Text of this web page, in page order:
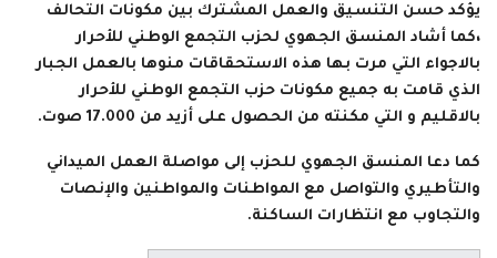
يؤكد حسن التنسيق والعمل المشترك بين مكونات التحالف
،كما أشاد المنسق الجهوي لحزب التجمع الوطني للأحرار
بالاجواء التي مرت بها هذه الاستحقاقات منوها بالعمل الجبار
الذي قامت به جميع مكونات حزب التجمع الوطني للأحرار
بالاقليم و التي مكنته من الحصول على أزيد من 17.000 صوت.
كما دعا المنسق الجهوي للحزب إلى مواصلة العمل الميداني
والتأطيري والتواصل مع المواطنات والمواطنين والإنصات
والتجاوب مع انتظارات الساكنة.